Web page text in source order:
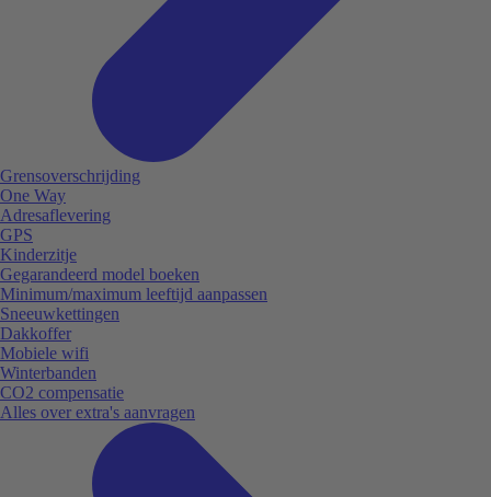
Grensoverschrijding
One Way
Adresaflevering
GPS
Kinderzitje
Gegarandeerd model boeken
Minimum/maximum leeftijd aanpassen
Sneeuwkettingen
Dakkoffer
Mobiele wifi
Winterbanden
CO2 compensatie
Alles over extra's aanvragen